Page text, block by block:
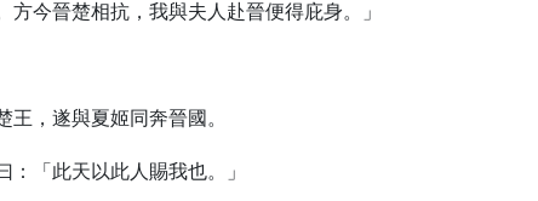
今晉楚相抗，我與夫人赴晉便得庇身。」
，遂與夏姬同奔晉國。
「此天以此人賜我也。」